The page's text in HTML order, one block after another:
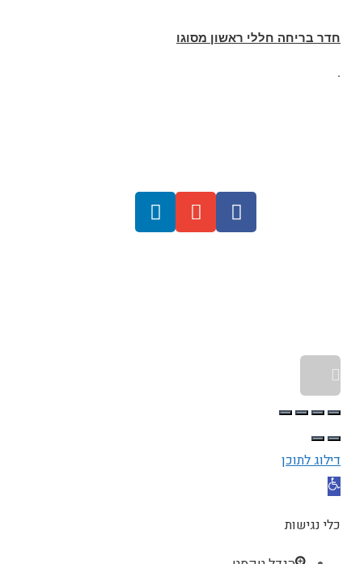
חדר בריחה חללי ראשון מסוגו
.
דילוג לתוכן
פתח סרגל נגישות
כלי נגישות